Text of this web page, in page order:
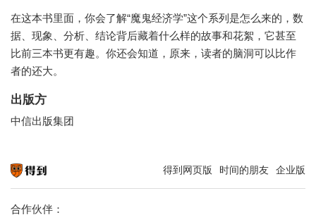
在这本书里面，你会了解“魔鬼经济学”这个系列是怎么来的，数
据、现象、分析、结论背后藏着什么样的故事和花絮，它甚至
比前三本书更有趣。你还会知道，原来，读者的脑洞可以比作
者的还大。
出版方
中信出版集团
得到网页版 时间的朋友 企业版
合作伙伴：